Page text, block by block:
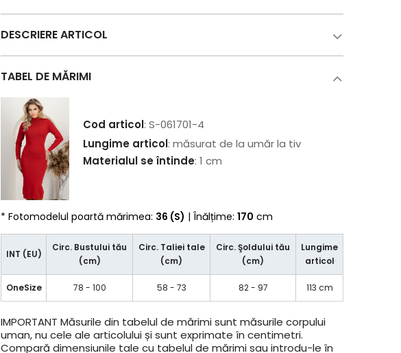
DESCRIERE ARTICOL
TABEL DE MĂRIMI
Cod articol: S-061701-4
Lungime articol: măsurat de la umăr la tiv
Materialul se întinde: 1 cm
* Fotomodelul poartă mărimea: 36 (S) | Înălțime:170 cm
INT (EU)
Circ. Bustului tău
(cm)
Circ. Taliei tale
(cm)
Circ. Şoldului tău
(cm)
Lungime
articol
OneSize 78 - 100 58 - 73 82 - 97 113 cm
IMPORTANT Măsurile din tabelul de mărimi sunt măsurile corpului
uman, nu cele ale articolului și sunt exprimate în centimetri.
Compară dimensiunile tale cu tabelul de mărimi sau introdu-le în